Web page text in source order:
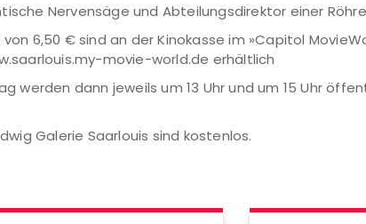
Nervensäge und Abteilungsdirektor einer
6,50 € sind an der Kinokasse im »Capitol
movie-world.de erhältlich
werden dann jeweils um 13 Uhr und um 15 Uhr
Galerie Saarlouis sind kostenlos.